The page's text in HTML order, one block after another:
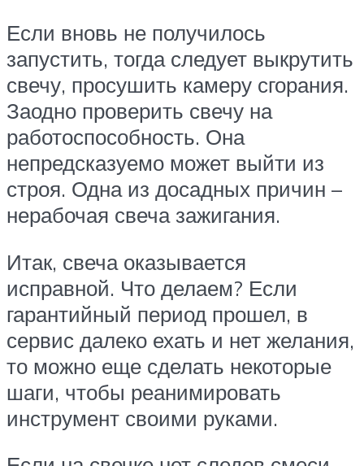
Если вновь не получилось
запустить, тогда следует выкрутить
свечу, просушить камеру сгорания.
Заодно проверить свечу на
работоспособность. Она
непредсказуемо может выйти из
строя. Одна из досадных причин –
нерабочая свеча зажигания.
Итак, свеча оказывается
исправной. Что делаем? Если
гарантийный период прошел, в
сервис далеко ехать и нет желания,
то можно еще сделать некоторые
шаги, чтобы реанимировать
инструмент своими руками.